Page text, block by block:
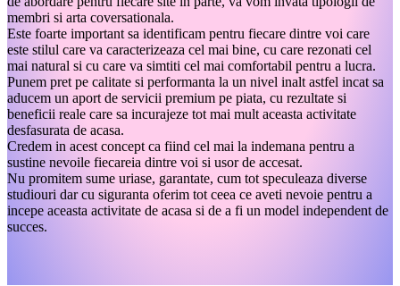
membri si arta coversationala.
Este foarte important sa identificam pentru fiecare dintre voi care
este stilul care va caracterizeaza cel mai bine, cu care rezonati cel
mai natural si cu care va simtiti cel mai comfortabil pentru a lucra.
Punem pret pe calitate si performanta la un nivel inalt astfel incat sa
aducem un aport de servicii premium pe piata, cu rezultate si
beneficii reale care sa incurajeze tot mai mult aceasta activitate
desfasurata de acasa.
Credem in acest concept ca fiind cel mai la indemana pentru a
sustine nevoile fiecareia dintre voi si usor de accesat.
Nu promitem sume uriase, garantate, cum tot speculeaza diverse
studiouri dar cu siguranta oferim tot ceea ce aveti nevoie pentru a
incepe aceasta activitate de acasa si de a fi un model independent de
succes.